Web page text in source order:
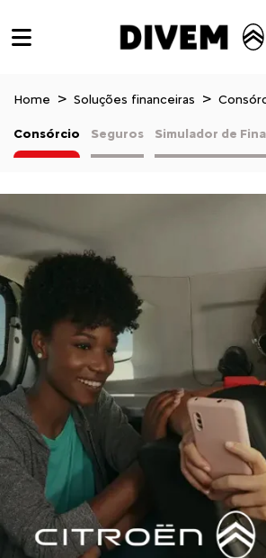
Home Soluções financeiras
Consórcio Seguros Simulador de